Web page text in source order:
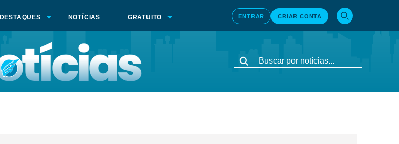
DESTAQUES NOTÍCIAS GRATUITO ENTRAR CRIAR CONTA